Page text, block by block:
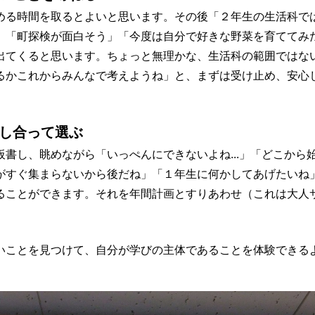
時間を取るとよいと思います。その後「２年生の生活科
町探検が面白そう」「今度は自分で好きな野菜を育てて
くると思います。ちょっと無理かな、生活科の範囲では
これからみんなで考えようね」と、まずは受け止め、安
合って選ぶ
し、眺めながら「いっぺんにできないよね...」「どこから
ぐ集まらないから後だね」「１年生に何かしてあげたい
とができます。それを年間計画とすりあわせ（これは大
とを見つけて、自分が学びの主体であることを体験でき